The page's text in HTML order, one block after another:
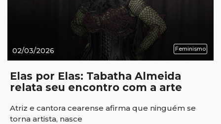
02/03/2026 Feminismo
Elas por Elas: Tabatha Almeida
relata seu encontro com a arte
Atriz e cantora cearense afirma que ninguém se
torna artista, nasce